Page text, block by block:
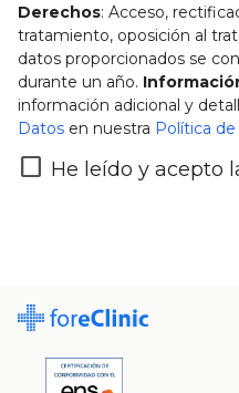
Derechos: Acceso,
tratamiento, oposición al
datos proporcionados se
durante un año.
información adicional y
Datos en nuestra Política
He leído y acepto